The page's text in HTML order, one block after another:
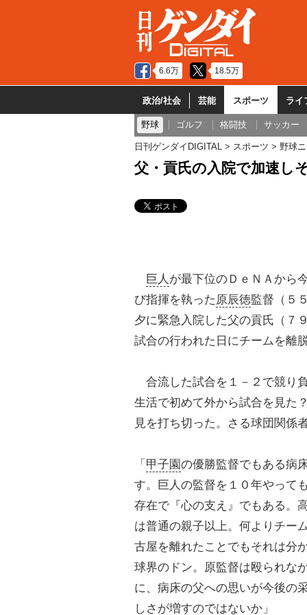
6.6万 18.5万
政治/社会 芸能 スポーツ ライ
野球 ゴルフ 格闘技 サッカー
日刊ゲンダイDIGITAL スポーツ 野球
父・貢氏の入院で加速し
巨人 が最下位のＤｅＮＡから
び指揮を執った 原辰徳監督（５
夕に緊急入院した父の貢氏（７
試合の行われた日にチームを離
合流した試合を１－２で競り
生活で初めて外から試合を見た
見を打ち切った。さる球団関係
「 甲子園の優勝監督でもある病
す。巨人の監督を１０年やって
存在で『心の支え』でもある。
は普通の親子以上。何よりチー
古屋を離れたことでもそれは分
球界のドン。原監督は殴られな
に、病床の父への思いが今後の
しさが増すのではないか」